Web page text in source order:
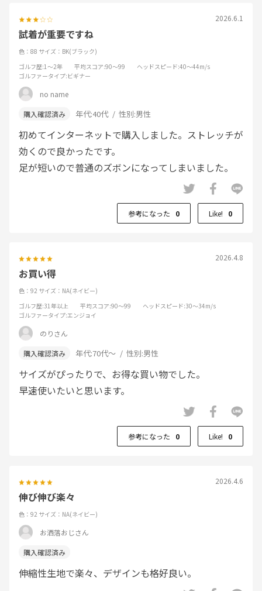
2026.6.1
試着が重要ですね
色：88 サイズ：BK(ブラック)
ゴルフ歴:1～2年 平均スコア:90～99 ヘッドスピード:40～44m/s
ゴルファータイプ:ビギナー
no name
年代:40代 性別:男性
初めてインターネットで購入しました。ストレッチが
効くので良かったです。
足が短いので普通のズボンになってしまいました。
参考になった 0 Like! 0
2026.4.8
お買い得
色：92 サイズ：NA(ネイビー)
ゴルフ歴:31年以上 平均スコア:90～99 ヘッドスピード:30～34m/s
ゴルファータイプ:エンジョイ
のりさん
年代:70代～ 性別:男性
サイズがぴったりで、お得な買い物でした。
早速使いたいと思います。
参考になった 0 Like! 0
2026.4.6
伸び伸び楽々
色：92 サイズ：NA(ネイビー)
お洒落おじさん
伸縮性生地で楽々、デザインも格好良い。